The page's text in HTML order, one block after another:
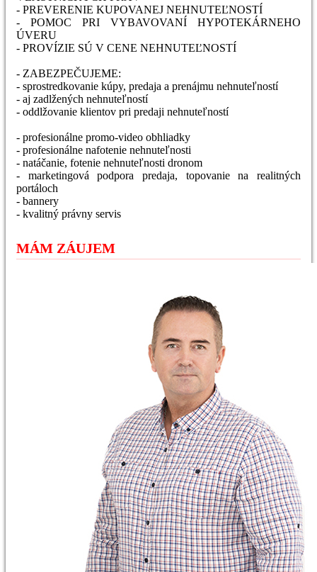
- PREVERENIE KUPOVANEJ NEHNUTEĽNOSTÍ
- POMOC PRI VYBAVOVANÍ HYPOTEKÁRNEHO
ÚVERU
- PROVÍZIE SÚ V CENE NEHNUTEĽNOSTÍ
- ZABEZPEČUJEME:
- sprostredkovanie kúpy, predaja a prenájmu nehnuteľností
- aj zadlžených nehnuteľností
- oddlžovanie klientov pri predaji nehnuteľností
- profesionálne promo-video obhliadky
- profesionálne nafotenie nehnuteľnosti
- natáčanie, fotenie nehnuteľnosti dronom
- marketingová podpora predaja, topovanie na realitných
portáloch
- bannery
- kvalitný právny servis
MÁM ZÁUJEM